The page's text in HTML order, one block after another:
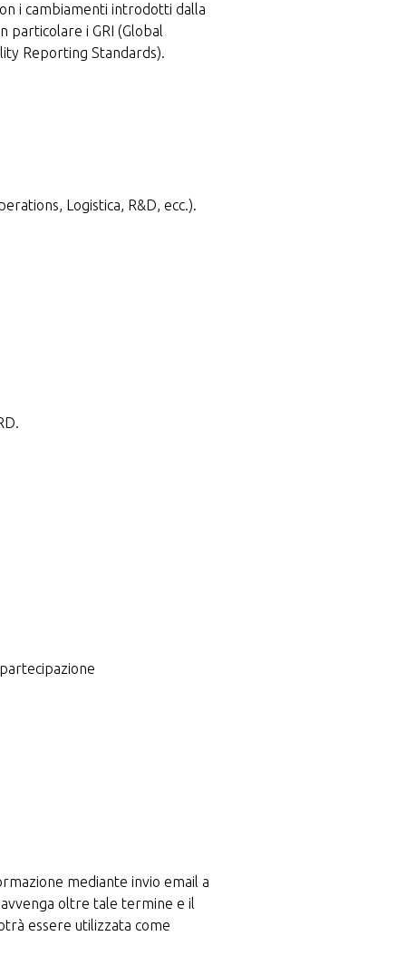
i cambiamenti introdotti dalla
particolare i GRI (Global
Reporting Standards).
Logistica, R&D, ecc.).
mediante invio email a
oltre tale termine e il
essere utilizzata come